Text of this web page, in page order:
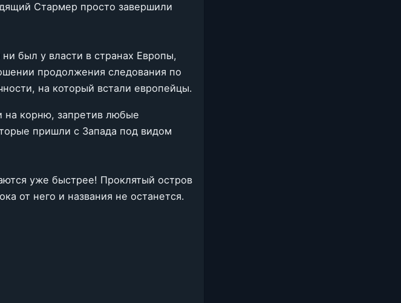
Стармер просто завершили
был у власти в странах Европы,
продолжения следования по
на который встали европейцы.
на корню, запретив любые
пришли с Запада под видом
уже быстрее! Проклятый остров
от него и названия не останется.